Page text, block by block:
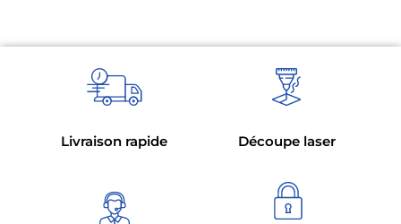
Livraison rapide Découpe laser